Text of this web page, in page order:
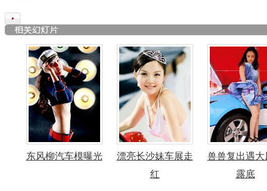
东风柳汽车模曝光
漂亮长沙妹车展走
红
兽兽复出遇大
露底